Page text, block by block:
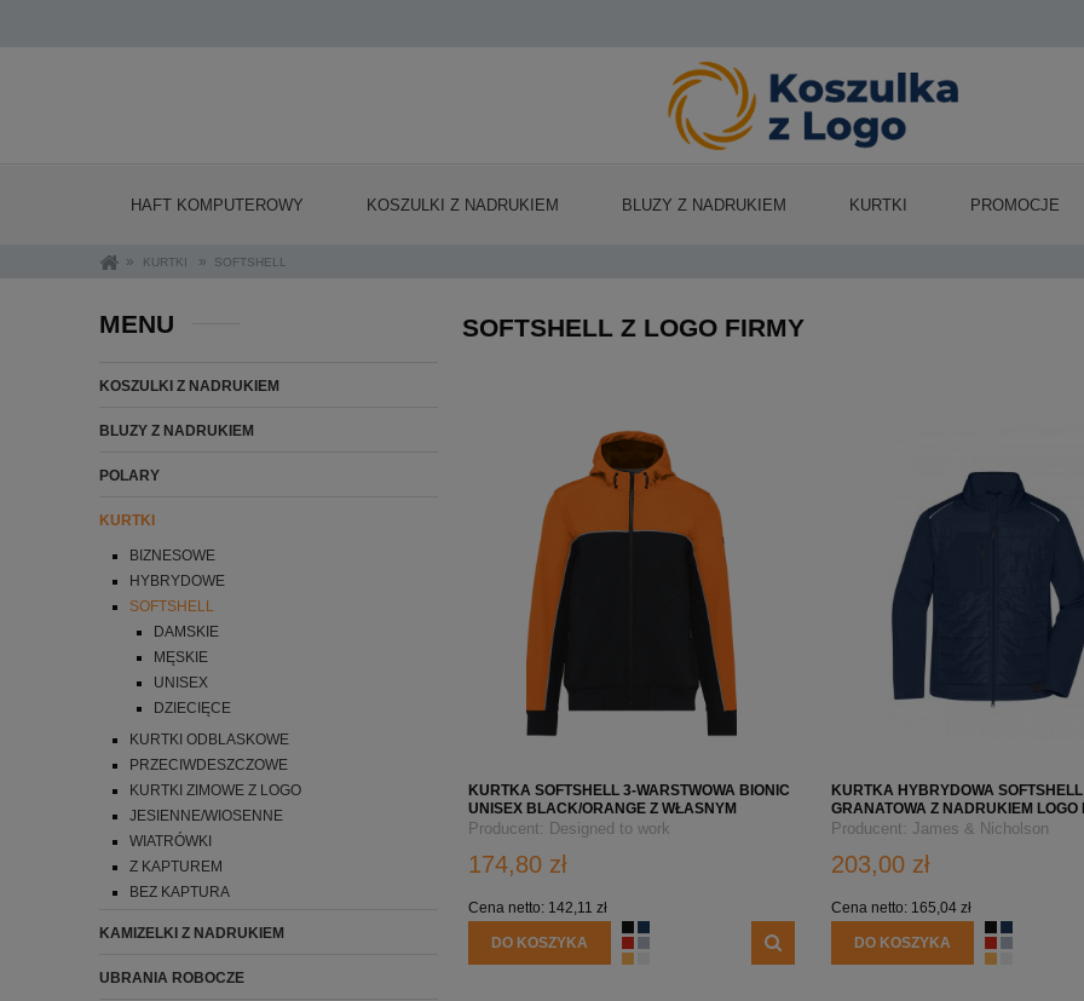
HAFT KOMPUTEROWY KOSZULKI Z NADRUKIEM BLUZY Z NADRUKIEM KURTKI PROMOCJE
» KURTKI » SOFTSHELL
MENU
KOSZULKI Z NADRUKIEM
BLUZY Z NADRUKIEM
POLARY
KURTKI
BIZNESOWE
HYBRYDOWE
SOFTSHELL
DAMSKIE
MĘSKIE
UNISEX
DZIECIĘCE
KURTKI ODBLASKOWE
PRZECIWDESZCZOWE
KURTKI ZIMOWE Z LOGO
JESIENNE/WIOSENNE
WIATRÓWKI
Z KAPTUREM
BEZ KAPTURA
KAMIZELKI Z NADRUKIEM
UBRANIA ROBOCZE
SOFTSHELL Z LOGO FIRMY
KURTKA SOFTSHELL 3-WARSTWOWA BIONIC
UNISEX BLACK/ORANGE Z WŁASNYM
NADRUKIEM LOGO FIRMY – WK450
Producent: Designed to work
174,80 zł
Cena netto: 142,11 zł
DO KOSZYKA
KURTKA HYBRYDOWA
GRANATOWA Z NADRUKIEM LOGO
Producent: James & Nicholson
203,00 zł
Cena netto: 165,04 zł
DO KOSZYKA